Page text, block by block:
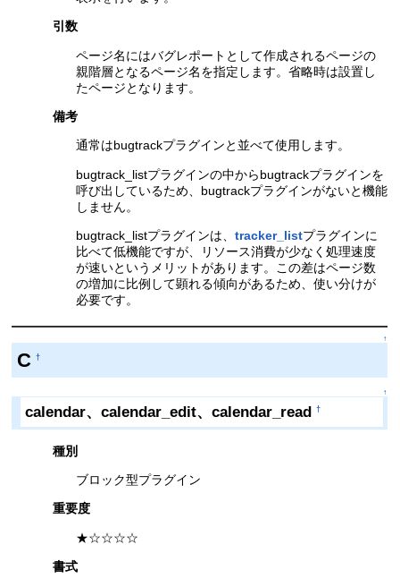
引数
ページ名にはバグレポートとして作成されるページの
親階層となるページ名を指定します。省略時は設置し
たページとなります。
備考
通常はbugtrackプラグインと並べて使用します。
bugtrack_listプラグインの中からbugtrackプラグインを
呼び出しているため、bugtrackプラグインがないと機能
しません。
bugtrack_listプラグインは、 tracker_listプラグインに
比べて低機能ですが、リソース消費が少なく処理速度
が速いというメリットがあります。この差はページ数
の増加に比例して顕れる傾向があるため、使い分けが
必要です。
↑
C †
↑
calendar、calendar_edit、calendar_read †
種別
ブロック型プラグイン
重要度
★☆☆☆☆
書式